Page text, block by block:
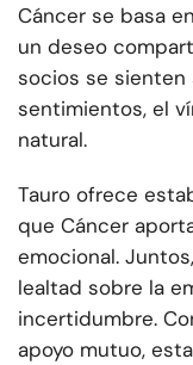
Cáncer se basa
un deseo
socios se sienten
sentimientos, el
natural.
Tauro ofrece
que Cáncer
emocional.
lealtad sobre la
incertidumbre.
apoyo mutuo,